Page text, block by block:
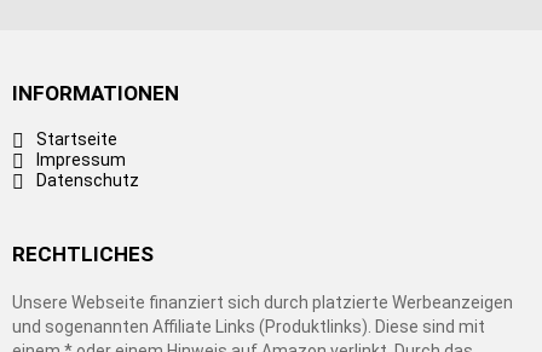
INFORMATIONEN
Startseite
Impressum
Datenschutz
RECHTLICHES
Unsere Webseite finanziert sich durch platzierte Werbeanzeigen
und sogenannten Affiliate Links (Produktlinks). Diese sind mit